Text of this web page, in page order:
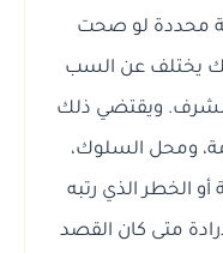
محددة لو صحت
يختلف عن السب
للشرف. ويقتضي ذلك
ومحل السلوك،
الخطر الذي رتبه
متى كان القصد